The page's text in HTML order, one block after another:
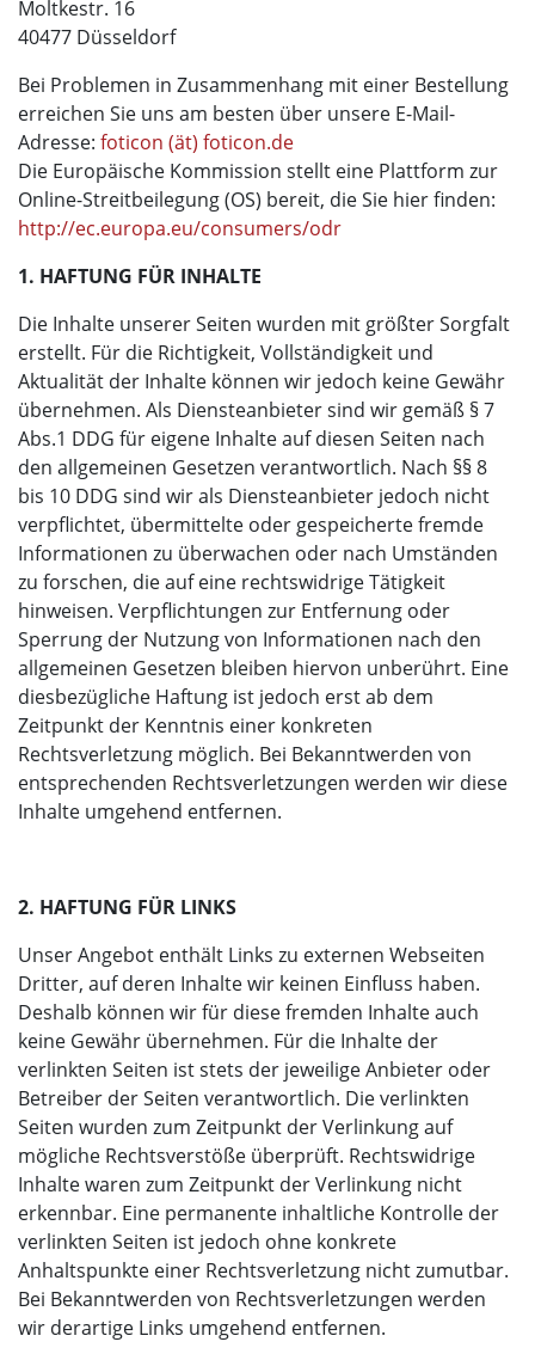
Moltkestr. 16
40477 Düsseldorf
Bei Problemen in Zusammenhang mit einer Bestellung
erreichen Sie uns am besten über unsere E-Mail-
Adresse: foticon (ät) foticon.de
Die Europäische Kommission stellt eine Plattform zur
Online-Streitbeilegung (OS) bereit, die Sie hier finden:
http://ec.europa.eu/consumers/odr
1. HAFTUNG FÜR INHALTE
Die Inhalte unserer Seiten wurden mit größter Sorgfalt
erstellt. Für die Richtigkeit, Vollständigkeit und
Aktualität der Inhalte können wir jedoch keine Gewähr
übernehmen. Als Diensteanbieter sind wir gemäß § 7
Abs.1 DDG für eigene Inhalte auf diesen Seiten nach
den allgemeinen Gesetzen verantwortlich. Nach §§ 8
bis 10 DDG sind wir als Diensteanbieter jedoch nicht
verpflichtet, übermittelte oder gespeicherte fremde
Informationen zu überwachen oder nach Umständen
zu forschen, die auf eine rechtswidrige Tätigkeit
hinweisen. Verpflichtungen zur Entfernung oder
Sperrung der Nutzung von Informationen nach den
allgemeinen Gesetzen bleiben hiervon unberührt. Eine
diesbezügliche Haftung ist jedoch erst ab dem
Zeitpunkt der Kenntnis einer konkreten
Rechtsverletzung möglich. Bei Bekanntwerden von
entsprechenden Rechtsverletzungen werden wir diese
Inhalte umgehend entfernen.
2. HAFTUNG FÜR LINKS
Unser Angebot enthält Links zu externen Webseiten
Dritter, auf deren Inhalte wir keinen Einfluss haben.
Deshalb können wir für diese fremden Inhalte auch
keine Gewähr übernehmen. Für die Inhalte der
verlinkten Seiten ist stets der jeweilige Anbieter oder
Betreiber der Seiten verantwortlich. Die verlinkten
Seiten wurden zum Zeitpunkt der Verlinkung auf
mögliche Rechtsverstöße überprüft. Rechtswidrige
Inhalte waren zum Zeitpunkt der Verlinkung nicht
erkennbar. Eine permanente inhaltliche Kontrolle der
verlinkten Seiten ist jedoch ohne konkrete
Anhaltspunkte einer Rechtsverletzung nicht zumutbar.
Bei Bekanntwerden von Rechtsverletzungen werden
wir derartige Links umgehend entfernen.